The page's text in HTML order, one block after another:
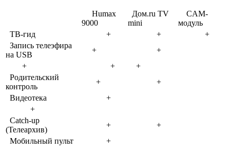
Humax
9000
Дом.ru TV
mini
CAM-
модуль
ТВ-гид
+ +
+
Запись телеэфира
на USB
+
+
+
+
+
Родительский
контроль
+
+
Видеотека
+
+
Catch-up
(Телеархив)
+
+
Мобильный пульт
+